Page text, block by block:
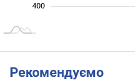
400
Рекомендуємо